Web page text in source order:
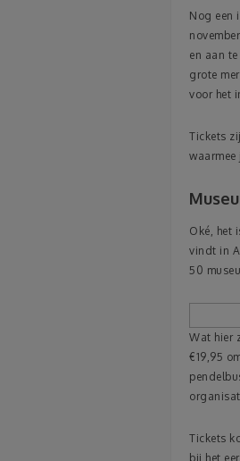
Nog een
en aan
grote
voor het
Tickets
Oké, het
vindt in
50
Wat hier
€19,95
Tickets
bij het